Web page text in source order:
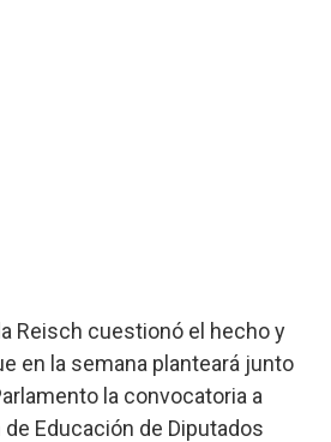
Reisch cuestionó el hecho y
en la semana planteará junto
la convocatoria a
Educación de Diputados